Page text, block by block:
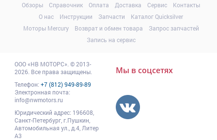
Обзоры Справочник Оплата Доставка Сервис
Контакты
О нас
Инструкции Запчасти
Каталог Quicksilver
Моторы Mercury
Возврат и обмен товара
Запрос запчастей
Запись на сервис
ООО«НВ МОТОРС» © 2013-
2026. Все права защищены.
Телефон: +7 (812) 949-89-89
Электронная почта:
info@nwmotors.ru
Юридический адрес: 196608
Санкт-Петербург, г.Пушкин
Автомобильная ул., д.4, Литер
А3
Мы в соцсетях